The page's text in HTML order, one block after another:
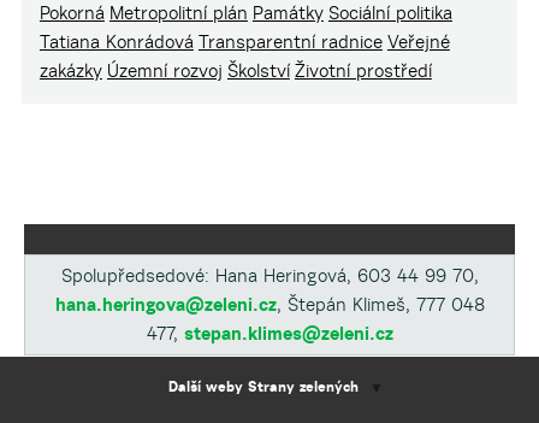
Pokorná Metropolitní plán Památky Sociální politika
Tatiana Konrádová Transparentní radnice Veřejné
zakázky Územní rozvoj Školství Životní prostředí
Spolupředsedové: Hana Heringová, 603 44 99 70,
hana.heringova@zeleni.cz, Štepán Klimeš, 777 048
477, stepan.klimes@zeleni.cz
Další weby Strany zelených ▼